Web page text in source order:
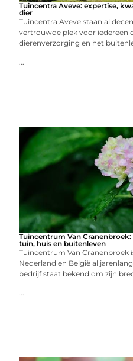
Tuincentra Aveve: expertise,
dier
Tuincentra Aveve staan al
vertrouwde plek voor iedereen
dierenverzorging en het
...
Tuincentrum Van
tuin, huis en buitenleven
Tuincentrum Van Cranenbroek
Nederland en België al
bedrijf staat bekend om zijn
...